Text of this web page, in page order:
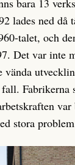
lades ned då
talet, och
Det var inte
Fabrikerna
stora